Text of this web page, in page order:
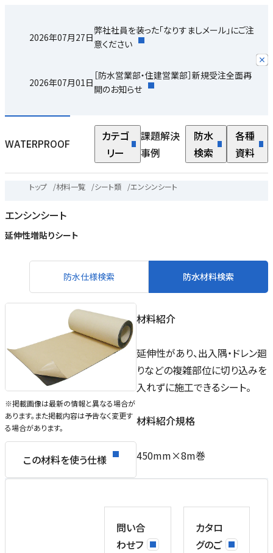
2026年07月27日
弊社社員を装った「なりすましメール」にご注
意ください
2026年07月01日
［防水営業部・住建営業部］新規受注全面再
開のお知らせ
WATERPROOF
カテゴ
リー
課題解決
事例
防水
検索
各種
資料
トップ /材料一覧 /シート類 /エンシンシート
エンシンシート
延伸性増貼りシート
防水仕様検索 防水材料検索
※掲載画像は最新の情報と異なる場合が
あります。また掲載内容は予告なく変更す
る場合があります。
この材料を使う仕様
材料紹介
延伸性があり、出入隅・ドレン廻
りなどの複雑部位に切り込みを
入れずに施工できるシート。
材料紹介規格
450mm×8m巻
問い合
わせフ
カタロ
グのご